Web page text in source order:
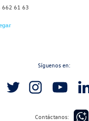
662 61 63
Síguenos en:
Contáctanos: